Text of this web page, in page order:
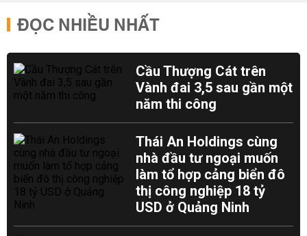
ĐỌC NHIỀU NHẤT
Cầu Thượng Cát trên
Vành đai 3,5 sau gần một
năm thi công
Thái An Holdings cùng
nhà đầu tư ngoại muốn
làm tổ hợp cảng biển đô
thị công nghiệp 18 tỷ
USD ở Quảng Ninh